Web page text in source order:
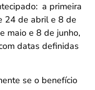
a primeira
24 de abril e 8 de
maio e 8 de junho,
datas definidas
se o benefício